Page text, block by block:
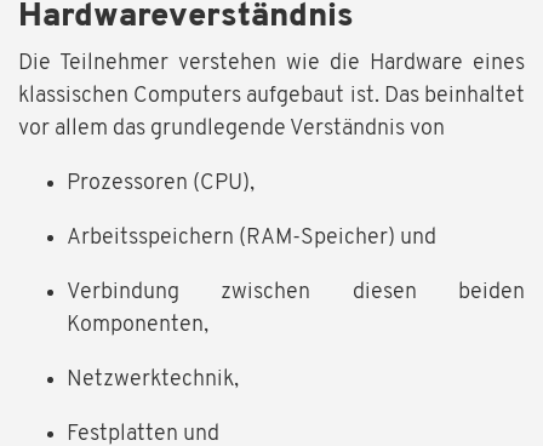
Hardwareverständnis
Die Teilnehmer verstehen wie die Hardware eines
klassischen Computers aufgebaut ist. Das beinhaltet
vor allem das grundlegende Verständnis von
Prozessoren (CPU),
Arbeitsspeichern (RAM-Speicher) und
Verbindung zwischen diesen beiden
Komponenten,
Netzwerktechnik,
Festplatten und